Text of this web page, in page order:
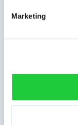
Marketing
4x